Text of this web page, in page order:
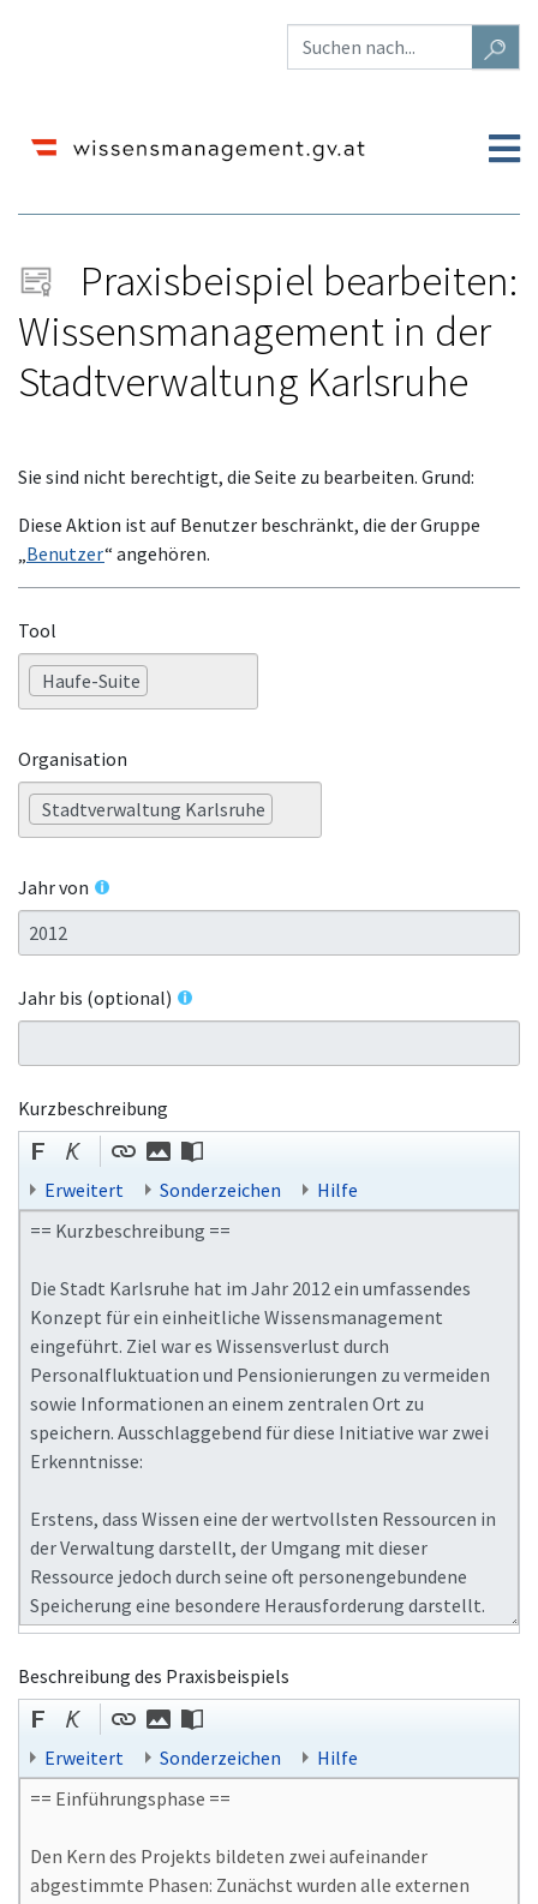
Praxisbeispiel bearbeiten:
Wissensmanagement in der
Stadtverwaltung Karlsruhe
Wechseln zu:Navigation, Suche
Sie sind nicht berechtigt, die Seite zu bearbeiten. Grund:
Diese Aktion ist auf Benutzer beschränkt, die der Gruppe
Benutzer“ angehören.
Tool
Haufe-Suite
Organisation
Stadtverwaltung Karlsruhe
Jahr von
Jahr bis (optional)
Kurzbeschreibung
Erweitert Sonderzeichen Hilfe
Beschreibung des Praxisbeispiels
Erweitert Sonderzeichen Hilfe